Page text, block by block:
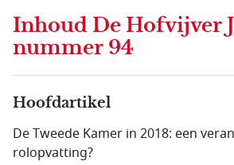
Inhoud De Hofvijver
nummer 94
Hoofdartikel
De Tweede Kamer in 2018: een
rolopvatting?